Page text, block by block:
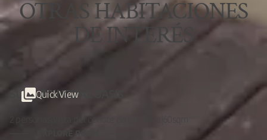
OTRAS HABITACIONES
DE INTERÉS
Quick View
SUITE PRINCIPAL OASIS
2 personas
EXPLORE ROOM